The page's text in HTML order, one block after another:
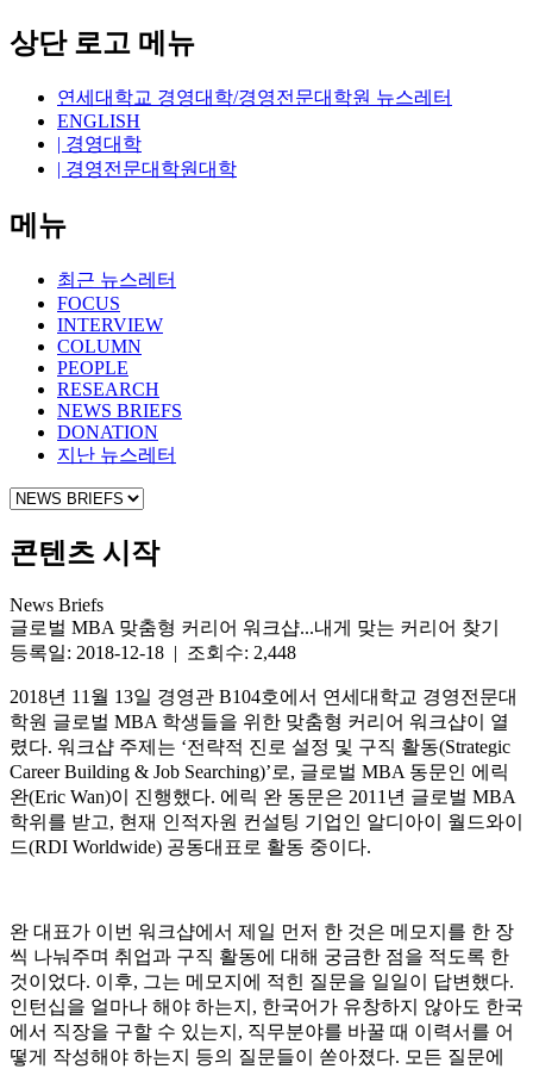
상단 로고 메뉴
연세대학교 경영대학/경영전문대학원 뉴스레터
ENGLISH
| 경영대학
| 경영전문대학원대학
메뉴
최근 뉴스레터
FOCUS
INTERVIEW
COLUMN
PEOPLE
RESEARCH
NEWS BRIEFS
DONATION
지난 뉴스레터
콘텐츠 시작
News Briefs
글로벌 MBA 맞춤형 커리어 워크샵...내게 맞는 커리어 찾기
등록일: 2018-12-18 | 조회수: 2,448
2018년 11월 13일 경영관 B104호에서 연세대학교 경영전문대
학원 글로벌 MBA 학생들을 위한 맞춤형 커리어 워크샵이 열
렸다. 워크샵 주제는 ‘전략적 진로 설정 및 구직 활동(Strategic
Career Building & Job Searching)’로, 글로벌 MBA 동문인 에릭
완(Eric Wan)이 진행했다. 에릭 완 동문은 2011년 글로벌 MBA
학위를 받고, 현재 인적자원 컨설팅 기업인 알디아이 월드와이
드(RDI Worldwide) 공동대표로 활동 중이다.
완 대표가 이번 워크샵에서 제일 먼저 한 것은 메모지를 한 장
씩 나눠주며 취업과 구직 활동에 대해 궁금한 점을 적도록 한
것이었다. 이후, 그는 메모지에 적힌 질문을 일일이 답변했다.
인턴십을 얼마나 해야 하는지, 한국어가 유창하지 않아도 한국
에서 직장을 구할 수 있는지, 직무분야를 바꿀 때 이력서를 어
떻게 작성해야 하는지 등의 질문들이 쏟아졌다. 모든 질문에